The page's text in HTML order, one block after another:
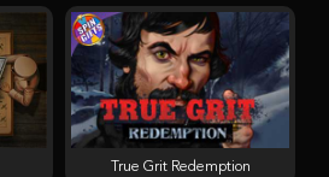
True Grit Redemption